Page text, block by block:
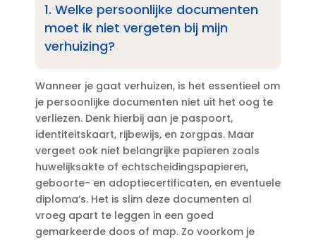
1.​ Welke persoonlijke documenten
moet ik niet vergeten bij mijn
verhuizing?
Wanneer je gaat verhuizen, is het essentieel om
je persoonlijke documenten niet uit het oog te
verliezen.​ Denk hierbij aan je paspoort,
identiteitskaart, rijbewijs, en zorgpas.​ Maar
vergeet ook niet belangrijke papieren zoals
huwelijksakte of echtscheidingspapieren,
geboorte- en adoptiecertificaten, en eventuele
diploma’s.​ Het is slim deze documenten al
vroeg apart te leggen in een goed
gemarkeerde doos of map.​ Zo voorkom je